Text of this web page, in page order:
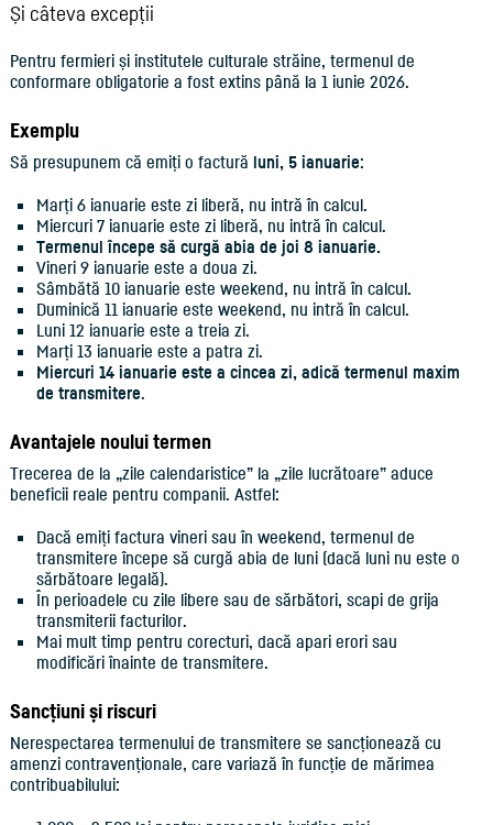
Și câteva excepții
Pentru fermieri și institutele culturale străine, termenul de
conformare obligatorie a fost extins până la 1 iunie 2026.
Exemplu
Să presupunem că emiți o factură luni, 5 ianuarie:
Marți 6 ianuarie este zi liberă, nu intră în calcul.
Miercuri 7 ianuarie este zi liberă, nu intră în calcul.
Termenul începe să curgă abia de joi 8 ianuarie.
Vineri 9 ianuarie este a doua zi.
Sâmbătă 10 ianuarie este weekend, nu intră în calcul.
Duminică 11 ianuarie este weekend, nu intră în calcul.
Luni 12 ianuarie este a treia zi.
Marți 13 ianuarie este a patra zi.
Miercuri 14 ianuarie este a cincea zi, adică termenul maxim
de transmitere.
Avantajele noului termen
Trecerea de la „zile calendaristice” la „zile lucrătoare” aduce
beneficii reale pentru companii. Astfel:
Dacă emiți factura vineri sau în weekend, termenul de
transmitere începe să curgă abia de luni (dacă luni nu este o
sărbătoare legală).
În perioadele cu zile libere sau de sărbători, scapi de grija
transmiterii facturilor.
Mai mult timp pentru corecturi, dacă apari erori sau
modificări înainte de transmitere.
Sancțiuni și riscuri
Nerespectarea termenului de transmitere se sancționează cu
amenzi contravenționale, care variază în funcție de mărimea
contribuabilului: